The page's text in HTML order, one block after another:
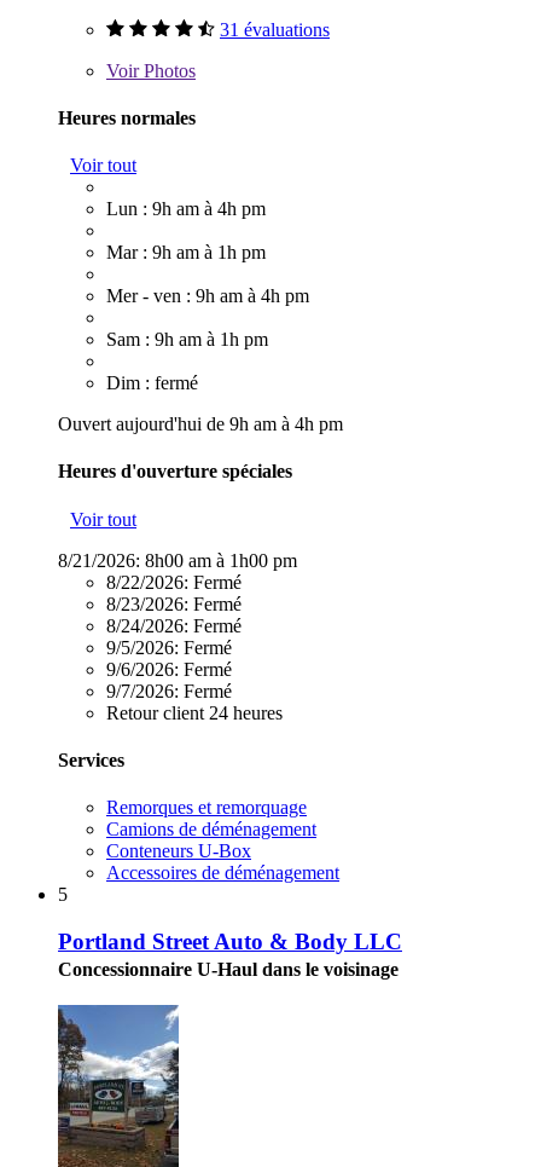
31 évaluations
VoirPhotos
Heures normales
Voir tout
Lun : 9h am à 4h pm
Mar : 9h am à 1h pm
Mer - ven : 9h am à 4h pm
Sam : 9h am à 1h pm
Dim : fermé
Ouvert aujourd'hui de 9h am à 4h pm
Heures d'ouverture spéciales
Voir tout
8/21/2026: 8h00 am à 1h00 pm
8/22/2026: Fermé
8/23/2026: Fermé
8/24/2026: Fermé
9/5/2026: Fermé
9/6/2026: Fermé
9/7/2026: Fermé
Retour client 24 heures
Services
Remorques et remorquage
Camions de déménagement
Conteneurs U-Box
Accessoires de déménagement
5
Portland Street Auto & Body LLC
Concessionnaire U-Haul dans le voisinage